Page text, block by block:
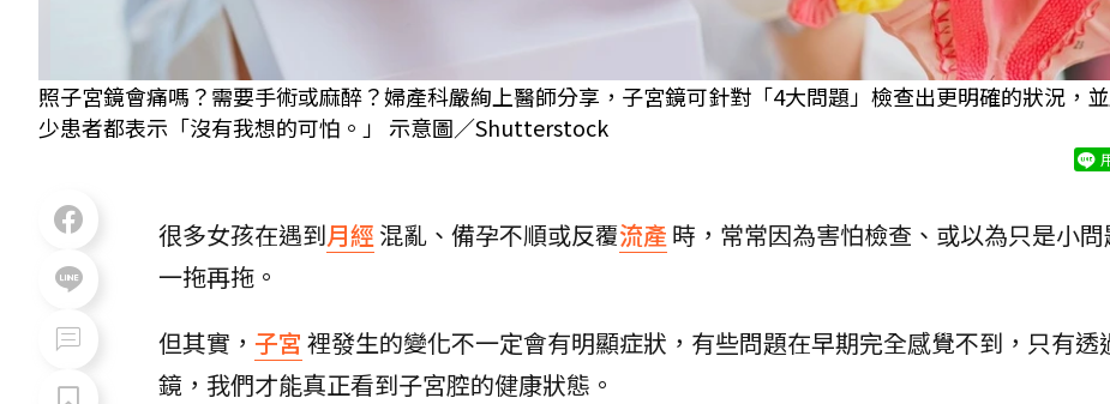
照子宮鏡會痛嗎？需要手術或麻醉？婦產科嚴絢上醫師分享，子宮鏡可針對「4大問題」檢查出更明確的狀況，
少患者都表示「沒有我想的可怕。」 示意圖／Shutterstock
很多女孩在遇到月經 混亂、備孕不順或反覆流產 時，常常因為害怕檢查、或以為只是小
一拖再拖。
但其實， 子宮 裡發生的變化不一定會有明顯症狀，有些問題在早期完全感覺不到，只有透
鏡，我們才能真正看到子宮腔的健康狀態。